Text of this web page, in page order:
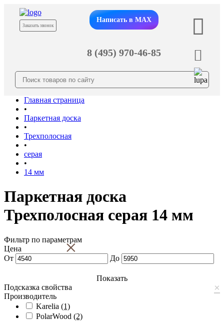
Заказать звонок
Написать в MAX
8 (495) 970-46-85
Главная страница
•
Паркетная доска
•
Трехполосная
•
серая
•
14 мм
Паркетная доска
Трехполосная серая 14 мм
Фильтр по параметрам
×
Цена
От
До
Показать
Подсказка свойства
×
Производитель
Karelia (1)
PolarWood (2)